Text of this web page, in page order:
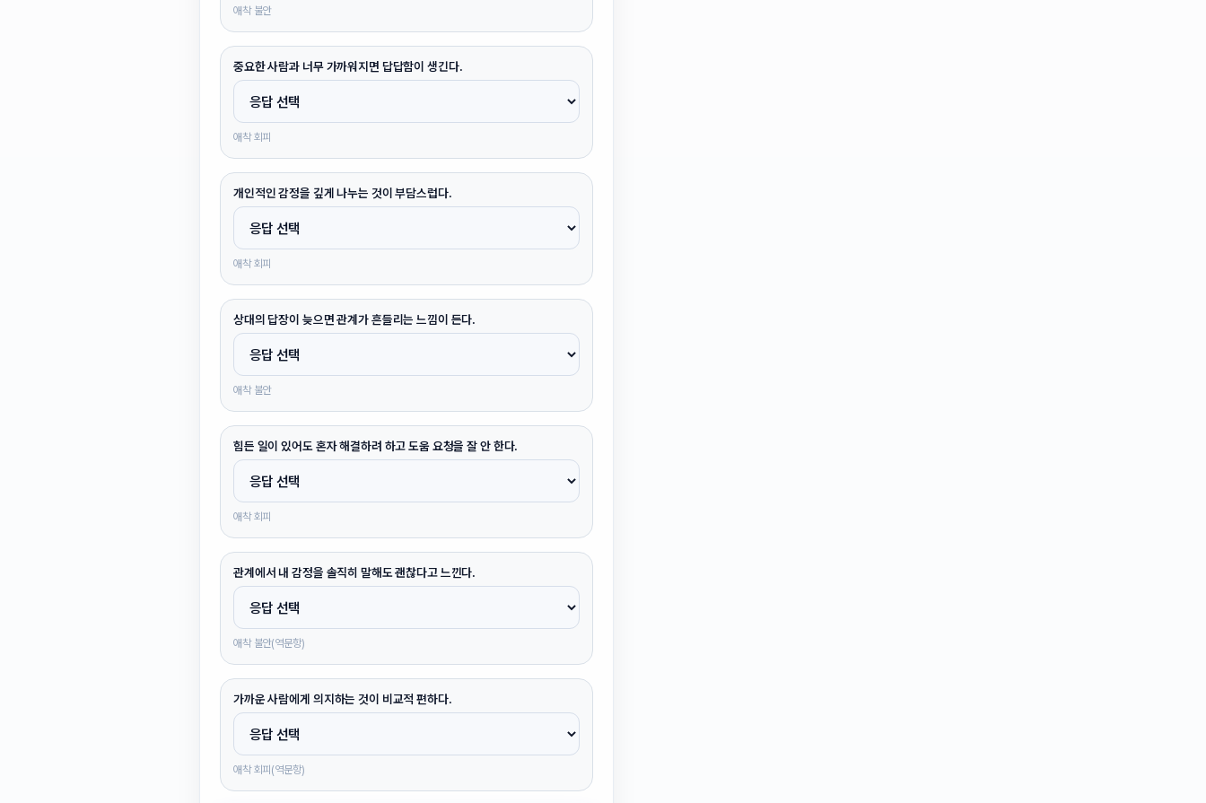
애착 불안
중요한 사람과 너무 가까워지면 답답함이 생긴다.
애착 회피
개인적인 감정을 깊게 나누는 것이 부담스럽다.
애착 회피
상대의 답장이 늦으면 관계가 흔들리는 느낌이 든다.
애착 불안
힘든 일이 있어도 혼자 해결하려 하고 도움 요청을 잘 안 한다.
애착 회피
관계에서 내 감정을 솔직히 말해도 괜찮다고 느낀다.
애착 불안(역문항)
가까운 사람에게 의지하는 것이 비교적 편하다.
애착 회피(역문항)